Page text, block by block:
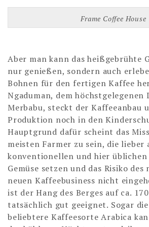
Frame Coffee House
Aber man kann das heißgebrühte
nur genießen, sondern auch
Bohnen für den fertigen Kaffee
Ngaduman, dem höchstgelegenen
Merbabu, steckt der Kaffeeanbau
Produktion noch in den
Hauptgrund dafür scheint das
meisten Farmer zu sein, die lieber
konventionellen und hier üblichen
Gemüse setzen und das Risiko
neuen Kaffeebusiness nicht
ist der Hang des Berges auf ca.
tatsächlich gut geeignet. Sogar
beliebtere Kaffeesorte Arabica